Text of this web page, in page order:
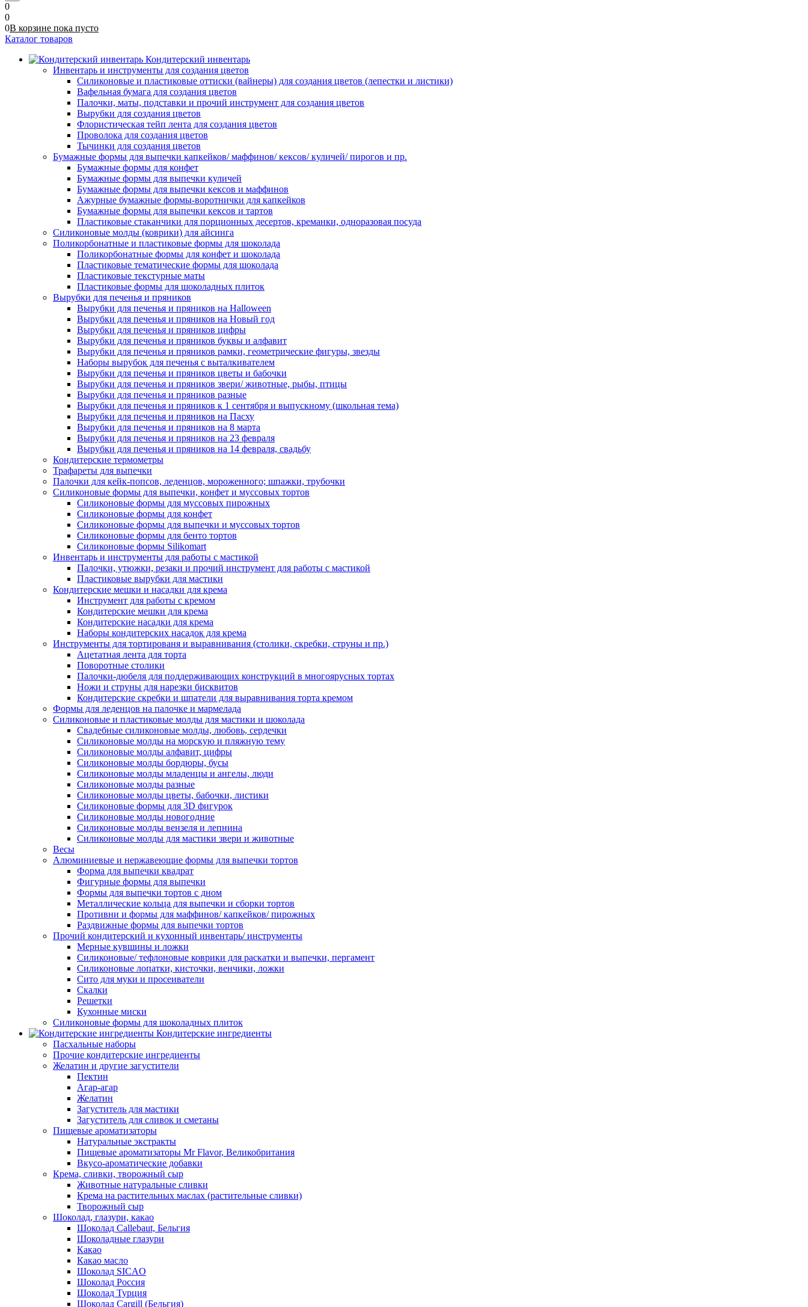
0
0
0В корзине пока пусто
Каталог товаров
Кондитерский инвентарь
Инвентарь и инструменты для создания цветов
Силиконовые и пластиковые оттиски (вайнеры) для создания цветов (лепестки и листики)
Вафельная бумага для создания цветов
Палочки, маты, подставки и прочий инструмент для создания цветов
Вырубки для создания цветов
Флористическая тейп лента для создания цветов
Проволока для создания цветов
Тычинки для создания цветов
Бумажные формы для выпечки капкейков/ маффинов/ кексов/ куличей/ пирогов и пр.
Бумажные формы для конфет
Бумажные формы для выпечки куличей
Бумажные формы для выпечки кексов и маффинов
Ажурные бумажные формы-воротнички для капкейков
Бумажные формы для выпечки кексов и тартов
Пластиковые стаканчики для порционных десертов, креманки, одноразовая посуда
Силиконовые молды (коврики) для айсинга
Поликорбонатные и пластиковые формы для шоколада
Поликорбонатные формы для конфет и шоколада
Пластиковые тематические формы для шоколада
Пластиковые текстурные маты
Пластиковые формы для шоколадных плиток
Вырубки для печенья и пряников
Вырубки для печенья и пряников на Halloween
Вырубки для печенья и пряников на Новый год
Вырубки для печенья и пряников цифры
Вырубки для печенья и пряников буквы и алфавит
Вырубки для печенья и пряников рамки, геометрические фигуры, звезды
Наборы вырубок для печенья с выталкивателем
Вырубки для печенья и пряников цветы и бабочки
Вырубки для печенья и пряников звери/ животные, рыбы, птицы
Вырубки для печенья и пряников разные
Вырубки для печенья и пряников к 1 сентября и выпускному (школьная тема)
Вырубки для печенья и пряников на Пасху
Вырубки для печенья и пряников на 8 марта
Вырубки для печенья и пряников на 23 февраля
Вырубки для печенья и пряников на 14 февраля, свадьбу
Кондитерские термометры
Трафареты для выпечки
Палочки для кейк-попсов, леденцов, мороженного; шпажки, трубочки
Силиконовые формы для выпечки, конфет и муссовых тортов
Силиконовые формы для муссовых пирожных
Силиконовые формы для конфет
Силиконовые формы для выпечки и муссовых тортов
Силиконовые формы для бенто тортов
Силиконовые формы Silikomart
Инвентарь и инструменты для работы с мастикой
Палочки, утюжки, резаки и прочий инструмент для работы с мастикой
Пластиковые вырубки для мастики
Кондитерские мешки и насадки для крема
Инструмент для работы с кремом
Кондитерские мешки для крема
Кондитерские насадки для крема
Наборы кондитерских насадок для крема
Инструменты для тортированя и выравнивания (столики, скребки, струны и пр.)
Ацетатная лента для торта
Поворотные столики
Палочки-дюбеля для поддерживающих конструкций в многоярусных тортах
Ножи и струны для нарезки бисквитов
Кондитерские скребки и шпатели для выравнивания торта кремом
Формы для леденцов на палочке и мармелада
Силиконовые и пластиковые молды для мастики и шоколада
Свадебные силиконовые молды, любовь, сердечки
Силиконовые молды на морскую и пляжную тему
Силиконовые молды алфавит, цифры
Силиконовые молды бордюры, бусы
Силиконовые молды младенцы и ангелы, люди
Силиконовые молды разные
Силиконовые молды цветы, бабочки, листики
Силиконовые формы для 3D фигурок
Силиконовые молды новогодние
Силиконовые молды вензеля и лепнина
Силиконовые молды для мастики звери и животные
Весы
Алюминиевые и нержавеющие формы для выпечки тортов
Форма для выпечки квадрат
Фигурные формы для выпечки
Формы для выпечки тортов с дном
Металлические кольца для выпечки и сборки тортов
Противни и формы для маффинов/ капкейков/ пирожных
Раздвижные формы для выпечки тортов
Прочий кондитерский и кухонный инвентарь/ инструменты
Мерные кувшины и ложки
Силиконовые/ тефлоновые коврики для раскатки и выпечки, пергамент
Силиконовые лопатки, кисточки, венчики, ложки
Сито для муки и просеиватели
Скалки
Решетки
Кухонные миски
Силиконовые формы для шоколадных плиток
Кондитерские ингредиенты
Пасхальные наборы
Прочие кондитерские ингредиенты
Желатин и другие загустители
Пектин
Агар-агар
Желатин
Загуститель для мастики
Загуститель для сливок и сметаны
Пищевые ароматизаторы
Натуральные экстракты
Пищевые ароматизаторы Mr Flavor, Великобритания
Вкусо-ароматические добавки
Крема, сливки, творожный сыр
Животные натуральные сливки
Крема на растительных маслах (растительные сливки)
Творожный сыр
Шоколад, глазури, какао
Шоколад Callebaut, Бельгия
Шоколадные глазури
Какао
Какао масло
Шоколад SICAO
Шоколад Россия
Шоколад Турция
Шоколад Cargill (Бельгия)